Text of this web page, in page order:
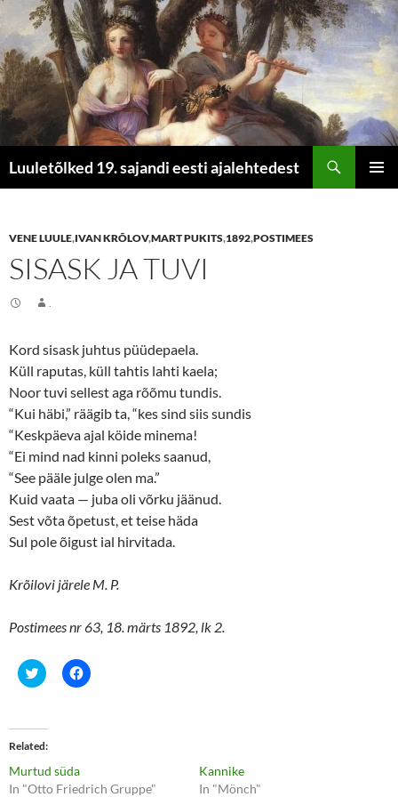
Luuletõlked 19. sajandi eesti ajalehtedest
VENE LUULE,IVAN KRÕLOV,MART PUKITS,1892,POSTIMEES
SISASK JA TUVI
Kord sisask juhtus püüdepaela.
Küll raputas, küll tahtis lahti kaela;
Noor tuvi sellest aga rõõmu tundis.
“Kui häbi,” räägib ta, “kes sind siis sundis
“Keskpäeva ajal köide minema!
“Ei mind nad kinni poleks saanud,
“See pääle julge olen ma.”
Kuid vaata — juba oli võrku jäänud.
Sest võta õpetust, et teise häda
Sul pole õigust ial hirvitada.
Krõilovi järele M. P.
Postimees nr 63, 18. märts 1892, lk 2.
C
l
t
o
s
a
r
C
l
r
Related
Murtud süda
In "Otto Friedrich Gruppe"
Kannike
In "Mönch"